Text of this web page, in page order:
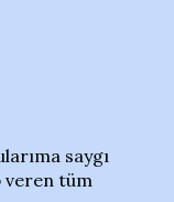
saygı
veren tüm